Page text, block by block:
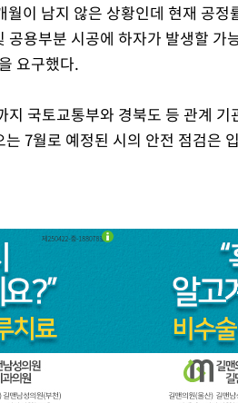
월이 남지 않은 상황인데 현재 공
공용부분 시공에 하자가 발생할 가
요구했다.
지 국토교통부와 경북도 등 관계
7월로 예정된 시의 안전 점검은